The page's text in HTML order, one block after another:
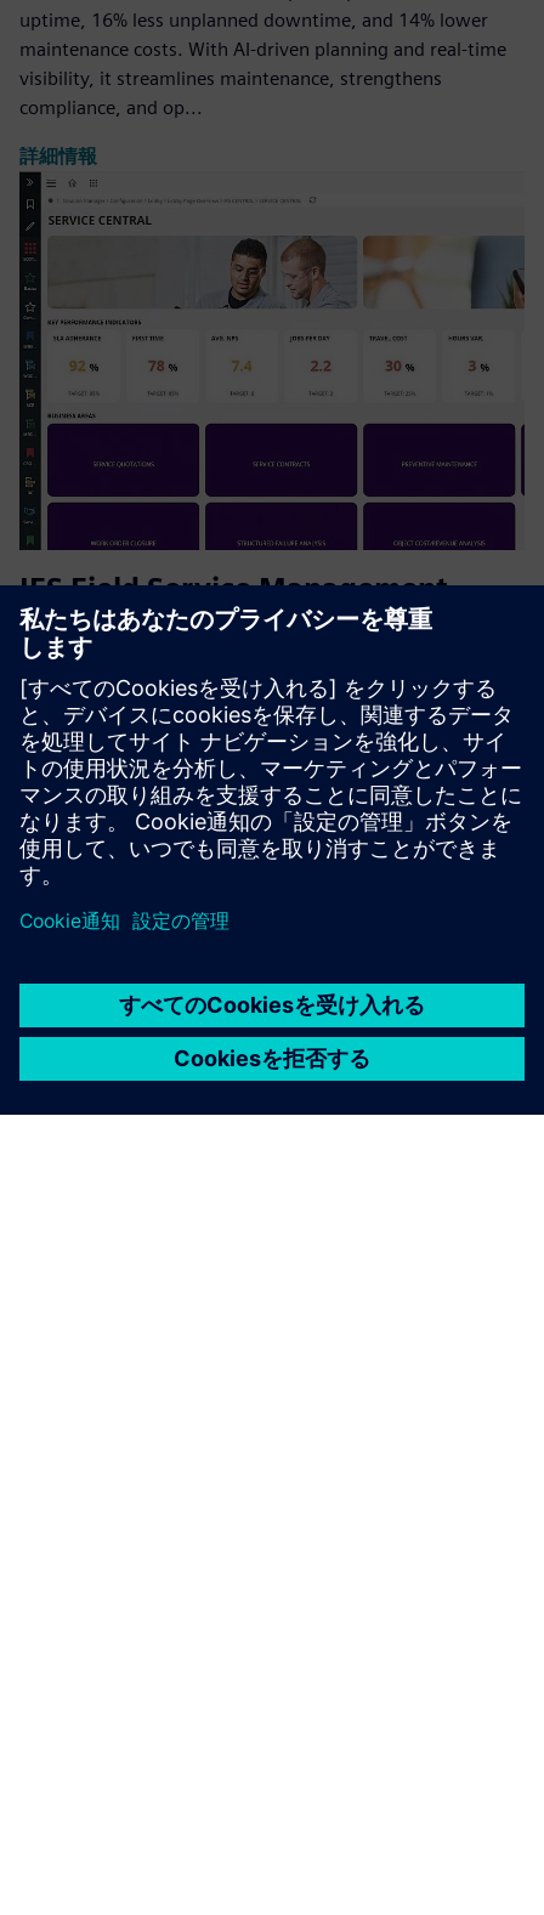
uptime, 16% less unplanned downtime, and 14% lower
maintenance costs. With AI-driven planning and real-time
visibility, it streamlines maintenance, strengthens
compliance, and op...
詳細情報
IFS Field Service Management
(FSM)
IFS Field Service Management (FSM) is a powerful solution
that streamlines service operations, from scheduling and
dispatch to inventory and billing. It empowers mobile
technicians, enhances customer experience, and delivers
real-...
詳細情報